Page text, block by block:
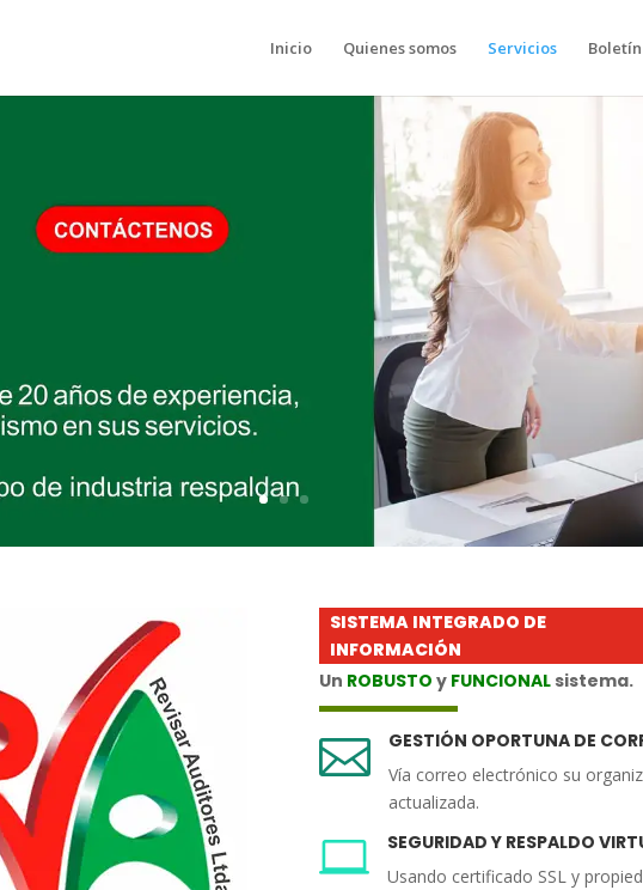
Inicio Quienes somos Servicios
SISTEMA INTEGRADO DE
INFORMACIÓN
Un ROBUSTO y FUNCIONALsistema.
 GESTIÓN OPORTUNA DE
Vía correo electrónico su
actualizada.
 SEGURIDAD Y RESPALDO
Usando certificado SSL y